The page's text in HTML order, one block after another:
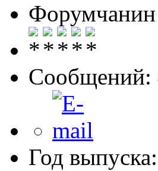
Форумчанин
Сообщений:
Год